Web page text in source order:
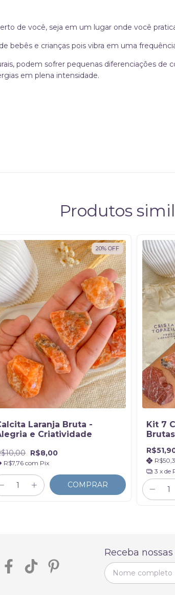
de você, seja em um lugar onde você
bebês e crianças pois vibra em uma
podem sofrer pequenas diferenciações
em plena intensidade.
Produtos
20% OFF
Laranja Bruta -
e Criatividade
R$8,00
R$7,76 com Pix
COMPRAR
Kit 7
Brutas
3 x de
Receba